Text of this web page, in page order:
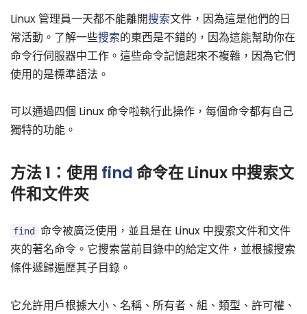
Linux 管理員一天都不能離開搜索文件，因為這是他們的日
常活動。了解一些搜索的東西是不錯的，因為這能幫助你在
命令行伺服器中工作。這些命令記憶起來不複雜，因為它們
使用的是標準語法。
可以通過四個 Linux 命令啦執行此操作，每個命令都有自己
獨特的功能。
方法 1：使用 find命令在 Linux 中搜索文
件和文件夾
find
命令被廣泛使用，並且是在 Linux 中搜索文件和文件
夾的著名命令。它搜索當前目錄中的給定文件，並根據搜索
條件遞歸遍歷其子目錄。
它允許用戶根據大小、名稱、所有者、組、類型、許可權、